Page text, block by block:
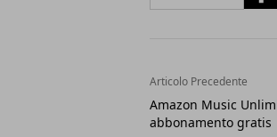
Articolo Precedente
Amazon Music
abbonamento gratis